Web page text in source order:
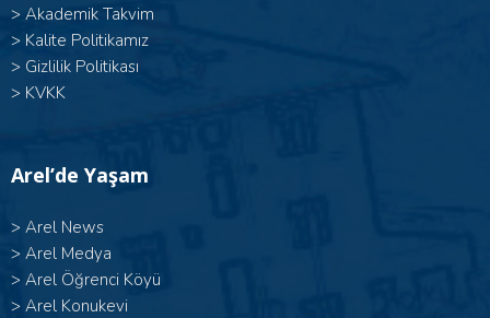
> Akademik Takvim
> Kalite Politikamız
> Gizlilik Politikası
> KVKK
Arel’de Yaşam
> Arel News
> Arel Medya
> Arel Öğrenci Köyü
> Arel Konukevi